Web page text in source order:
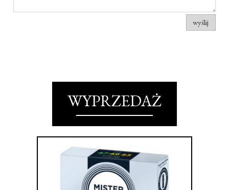
wyślij
WYPRZEDAŻ